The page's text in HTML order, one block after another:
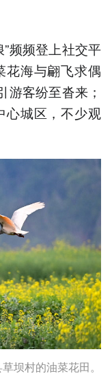
频频登上社交平
花海与翩飞求偶
游客纷至沓来；
心城区，不少观
坝村的油菜花田。